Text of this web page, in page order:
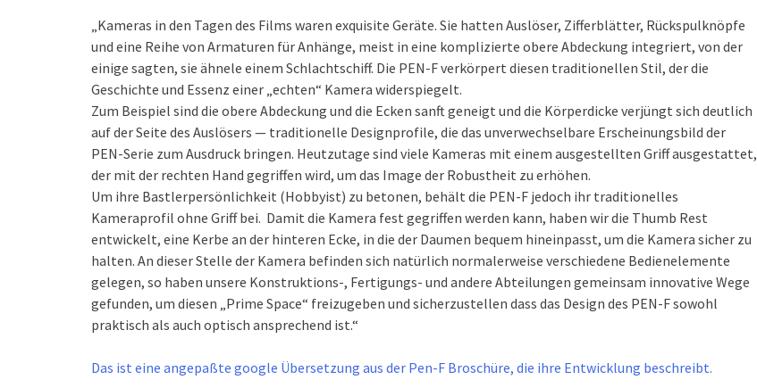
„Kameras in den Tagen des Films waren exquisite Geräte. Sie hatten Auslöser, Zifferblätter, Rückspulknöpfe
und eine Reihe von Armaturen für Anhänge, meist in eine komplizierte obere Abdeckung integriert, von der
einige sagten, sie ähnele einem Schlachtschiff. Die PEN-F verkörpert diesen traditionellen Stil, der die
Geschichte und Essenz einer „echten“ Kamera widerspiegelt.
Zum Beispiel sind die obere Abdeckung und die Ecken sanft geneigt und die Körperdicke verjüngt sich deutlich
auf der Seite des Auslösers — traditionelle Designprofile, die das unverwechselbare Erscheinungsbild der
PEN-Serie zum Ausdruck bringen. Heutzutage sind viele Kameras mit einem ausgestellten Griff ausgestattet,
der mit der rechten Hand gegriffen wird, um das Image der Robustheit zu erhöhen.
Um ihre Bastlerpersönlichkeit (Hobbyist) zu betonen, behält die PEN-F jedoch ihr traditionelles
Kameraprofil ohne Griff bei. Damit die Kamera fest gegriffen werden kann, haben wir die Thumb Rest
entwickelt, eine Kerbe an der hinteren Ecke, in die der Daumen bequem hineinpasst, um die Kamera sicher zu
halten. An dieser Stelle der Kamera befinden sich natürlich normalerweise verschiedene Bedienelemente
gelegen, so haben unsere Konstruktions-, Fertigungs- und andere Abteilungen gemeinsam innovative Wege
gefunden, um diesen „Prime Space“ freizugeben und sicherzustellen dass das Design des PEN-F sowohl
praktisch als auch optisch ansprechend ist.“
Das ist eine angepaßte google Übersetzung aus der Pen-F Broschüre, die ihre Entwicklung beschreibt.